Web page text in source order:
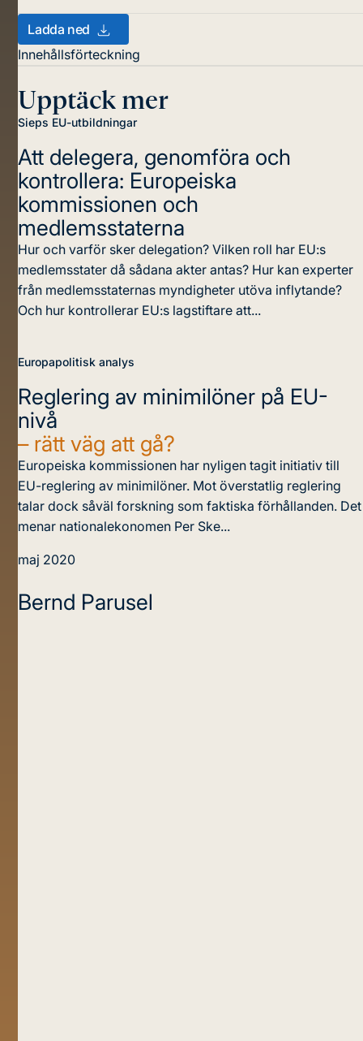
Ladda ned
Innehållsförteckning
Upptäck mer
Sieps EU-utbildningar
Att delegera, genomföra och
kontrollera: Europeiska
kommissionen och
medlemsstaterna
Hur och varför sker delegation? Vilken roll har EU:s
medlemsstater då sådana akter antas? Hur kan experter
från medlemsstaternas myndigheter utöva inflytande?
Och hur kontrollerar EU:s lagstiftare att...
Europapolitisk analys
Reglering av minimilöner på EU-
nivå
– rätt väg att gå?
Europeiska kommissionen har nyligen tagit initiativ till
EU-reglering av minimilöner. Mot överstatlig reglering
talar dock såväl forskning som faktiska förhållanden. Det
menar nationalekonomen Per Ske...
maj 2020
Bernd Parusel